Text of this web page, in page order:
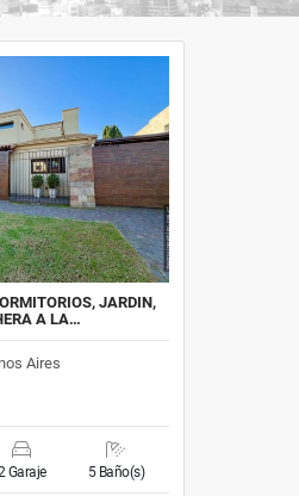
JARDIN,
A LA…
Aires
Garaje 5 Baño(s)